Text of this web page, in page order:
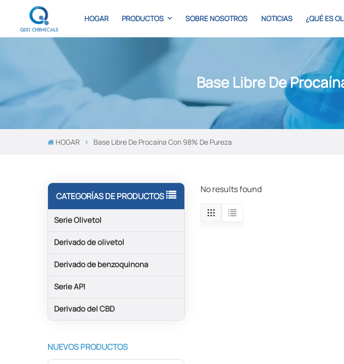
HOGAR PRODUCTOS SOBRE NOSOTROS NOTICIAS ¿QUÉ ES
Base Libre De
HOGAR Base Libre De Procaína Con 98% De Pureza
CATEGORÍAS DE PRODUCTOS
Serie Olivetol
Derivado de olivetol
Derivado de benzoquinona
Serie API
Derivado del CBD
NUEVOS PRODUCTOS
No results found